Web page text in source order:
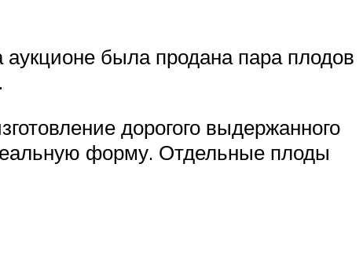
была продана пара плодов
дорогого выдержанного
форму. Отдельные плоды